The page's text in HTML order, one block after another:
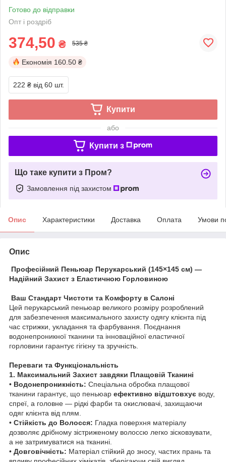
Готово до відправки
Опт і роздріб
374,50 ₴ 535 ₴
Економія 160.50 ₴
222 ₴ від 60 шт.
Купити
або
Купити з
Що таке купити з Пром?
Замовлення під захистом
Опис Характеристики Доставка Оплата Умови
Опис
Професійний Пеньюар Перукарський (145×145 см) —
Надійний Захист з Еластичною Горловиною
Ваш Стандарт Чистоти та Комфорту в Салоні
​Цей перукарський пеньюар великого розміру розроблений
для забезпечення максимального захисту одягу клієнта під
час стрижки, укладання та фарбування. Поєднання
водонепроникної тканини та інноваційної еластичної
горловини гарантує гігієну та зручність.
Переваги та Функціональність
1. Максимальний Захист завдяки Плащовій Тканині
• ​ Водонепроникність: Спеціальна обробка плащової
тканини гарантує, що пеньюар ефективно відштовхує воду,
спреї, а головне — рідкі фарби та окислювачі, захищаючи
одяг клієнта від плям.
• ​ Стійкість до Волосся: Гладка поверхня матеріалу
дозволяє дрібному зістриженому волоссю легко зісковзувати,
а не затримуватися на тканині.
• ​ Довговічність: Матеріал стійкий до зносу, частих прань та